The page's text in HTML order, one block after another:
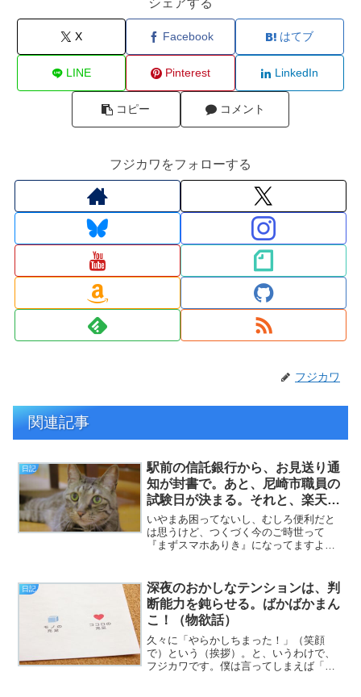
シェアする
X Facebook はてブ
LINE Pinterest LinkedIn
コピー コメント
フジカワをフォローする
フジカワ
関連記事
日記
駅前の信託銀行から、お見送り通
知が封書で。あと、尼崎市職員の
試験日が決まる。それと、楽天カ
ードが！？（日記）
いやまあ困ってないし、むしろ便利だと
は思うけど、つくづく今のご時世って
『まずスマホありき』になってますよね
ちょうどキリがいいところになる」とい
うレアケースが発生したた...
日記
深夜のおかしなテンションは、判
断能力を鈍らせる。ばかばかまん
こ！（物欲話）
久々に「やらかしちまった！」（笑顔
で）という（挨拶）。と、いうわけで、
フジカワです。僕は言ってしまえば「お